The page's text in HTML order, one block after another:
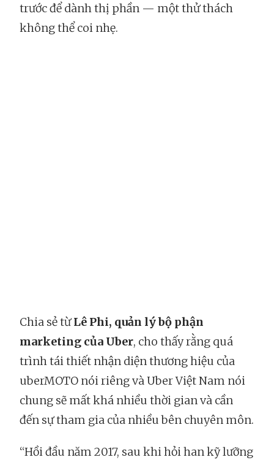
trước để dành thị phần — một thử thách
không thể coi nhẹ.
Chia sẻ từLê Phi, quản lý bộ phận
marketing của Uber, cho thấy rằng quá
trình tái thiết nhận diện thương hiệu của
uberMOTO nói riêng và Uber Việt Nam nói
chung sẽ mất khá nhiều thời gian và cần
đến sự tham gia của nhiều bên chuyên môn.
“Hồi đầu năm 2017, sau khi hỏi han kỹ lưỡng